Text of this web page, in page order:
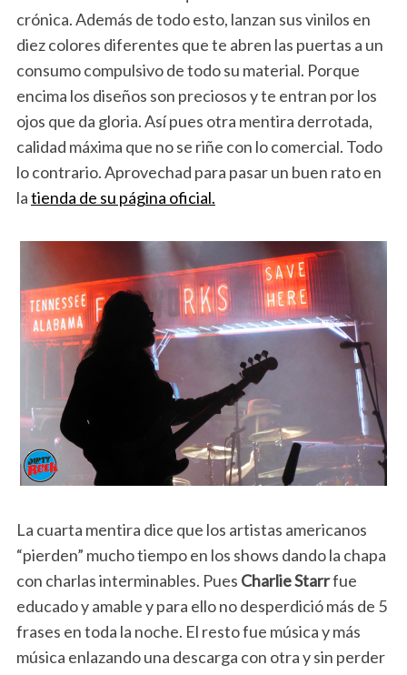
crónica. Además de todo esto, lanzan sus vinilos en
diez colores diferentes que te abren las puertas a un
consumo compulsivo de todo su material. Porque
encima los diseños son preciosos y te entran por los
ojos que da gloria. Así pues otra mentira derrotada,
calidad máxima que no se riñe con lo comercial. Todo
lo contrario. Aprovechad para pasar un buen rato en
latienda de su página oficial.
La cuarta mentira dice que los artistas americanos
“pierden” mucho tiempo en los shows dando la chapa
con charlas interminables. Pues Charlie Starrfue
educado y amable y para ello no desperdició más de 5
frases en toda la noche. El resto fue música y más
música enlazando una descarga con otra y sin perder